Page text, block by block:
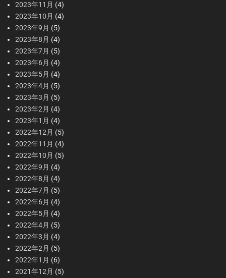
2023年11月 (4)
2023年10月 (4)
2023年9月 (5)
2023年8月 (4)
2023年7月 (5)
2023年6月 (4)
2023年5月 (4)
2023年4月 (5)
2023年3月 (5)
2023年2月 (4)
2023年1月 (4)
2022年12月 (5)
2022年11月 (4)
2022年10月 (5)
2022年9月 (4)
2022年8月 (4)
2022年7月 (5)
2022年6月 (4)
2022年5月 (4)
2022年4月 (5)
2022年3月 (4)
2022年2月 (5)
2022年1月 (6)
2021年12月 (5)